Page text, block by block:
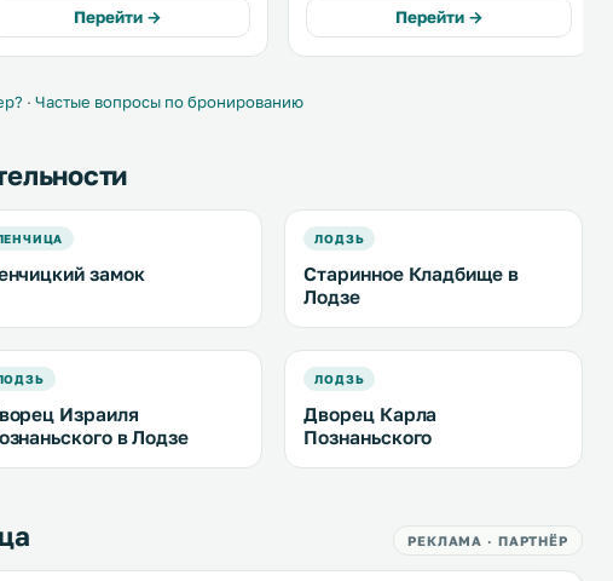
Экономической
отеля предлагается
стойка
Wi-Fi. .
Перейти →
Номера с авторским дизайном
интерьера и бесплатным WiFi
оформлены в классическом стиле.
Перейти →
· Частые вопросы по бронированию
замок
ЛОДЗЬ
Старинное Кладбище в
Лодзе
Израиля
в Лодзе
ЛОДЗЬ
Дворец Карла
Познаньского
РЕКЛАМА · ПАРТНЁР